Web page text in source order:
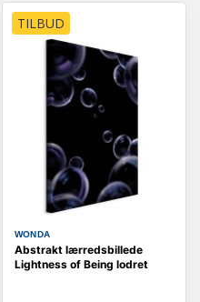
TILBUD
WONDA
Abstrakt lærredsbillede
Lightness of Being lodret